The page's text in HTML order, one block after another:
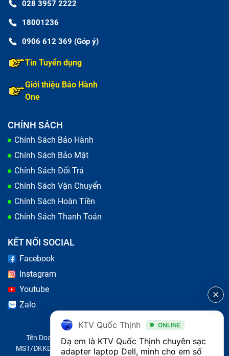
028 3957 2222
18001236
0906 612 369 (Góp ý)
Tin Tuyển dụng
Giới thiệu Bảo Hành
One
CHÍNH SÁCH
Chính Sách Bảo Hành
Chính Sách Bảo Mật
Chính Sách Đổi Trả
Chính Sách Vận Chuyển
Chính Sách Hoàn Tiền
Chính Sách Thanh Toán
KẾT NỐI SOCIAL
Facebook
Instagram
Youtube
Zalo
Tên Doanh Nghiệp: CÔNG TY TNHH CITY ONE VIỆT NAM
MST/ĐKKD/QĐTL: 0316569346 do sở KHĐT TP.HCM cấp ngày
KTV Quốc Thịnh ONLINE
Dạ em là KTV Quốc Thịnh chuyên sạc
adapter laptop Dell, mình cho em số